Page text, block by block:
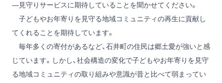
―見守りサービスに期待していることを聞かせてください。
子どもやお年寄りを見守る地域コミュニティの再生に貢献し
てくれることを期待しています。
毎年多くの寄付があるなど、石井町の住民は郷土愛が強いと感
じています。しかし、社会構造の変化で子どもやお年寄りを見守
る地域コミュニティの取り組みや意識が昔と比べて弱まってい